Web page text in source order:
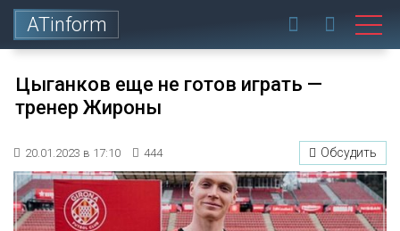
ATinform
Цыганков еще не готов играть —
тренер Жироны
20.01.2023 в 17:10 444 Обсудить